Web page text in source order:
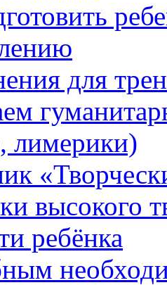
для
лимерики)
высокого
ребёнка